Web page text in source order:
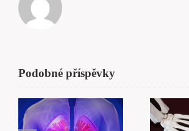
Podobné příspěvky
Artróza
a Artritida